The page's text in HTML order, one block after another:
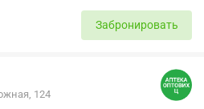
Забронировать
124